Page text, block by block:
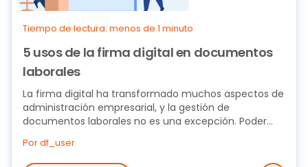
Tiempo de lectura: menos de 1 minuto
5 usos de la firma digital en documentos
laborales
La firma digital ha transformado muchos aspectos de
administración empresarial, y la gestión de
documentos laborales no es una excepción. Poder...
Por df_user